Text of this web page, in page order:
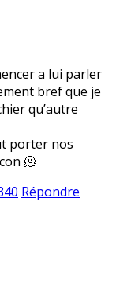
a lui parler
bref que je
qu’autre
porter nos
🫠
Répondre